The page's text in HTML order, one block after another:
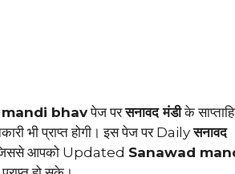
bhavपेज परसनावद मंडीके
भी प्राप्त होगी। इस पेज पर Dailyसनावद
आपको Updated Sanawad